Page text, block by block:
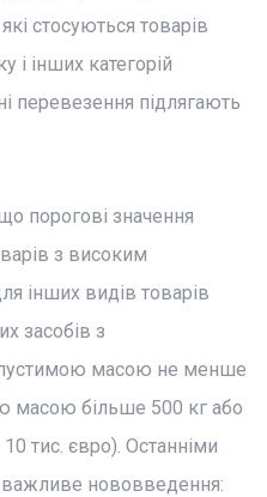
які стосуються товарів
і інших категорій
перевезення підлягають
порогові значення
з високим
інших видів товарів
засобів з
масою не менше
масою більше 500 кг або
тис. євро). Останніми
нововведення: